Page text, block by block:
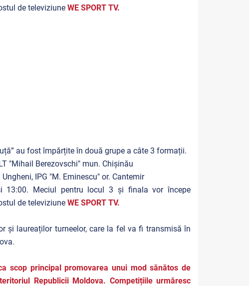
de televiziune WE SPORT TV.
au fost împărțite în două grupe a câte 3 formații.
"Mihail Berezovschi" mun. Chișinău
IPG "M. Eminescu" or. Cantemir
13:00. Meciul pentru locul 3 și finala vor începe
de televiziuneWE SPORT TV.
și laureaților turneelor, care la fel va fi transmisă în
scop principal promovarea unui mod sănătos de
Republicii Moldova. Competițiile urmăresc